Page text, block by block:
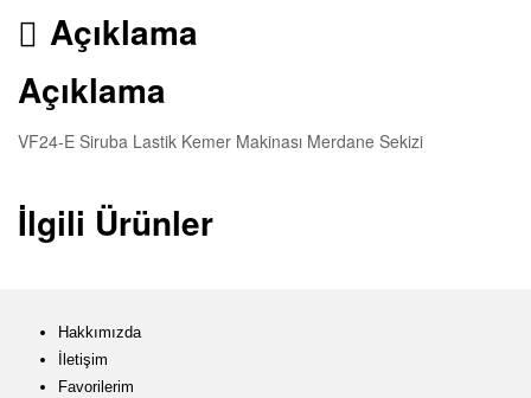
Açıklama
Açıklama
VF24-E Siruba Lastik Kemer Makinası Merdane Sekizi
İlgili Ürünler
Hakkımızda
İletişim
Favorilerim